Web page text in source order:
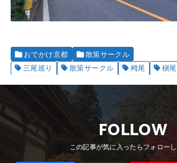
おでかけ京都
散策サークル
三尾巡り
散策サークル 栂尾 槇尾
FOLLOW